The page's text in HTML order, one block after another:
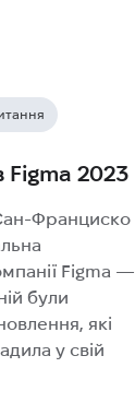
2023
Франциско
Figma —
були
які
у свій